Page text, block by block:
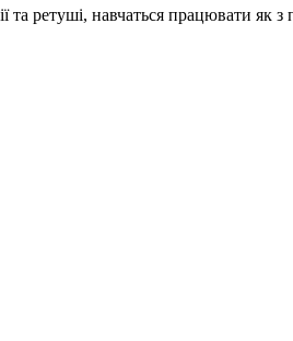
ретуші, навчаться працювати як